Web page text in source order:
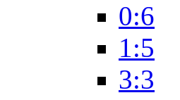
0:6
1:5
3:3